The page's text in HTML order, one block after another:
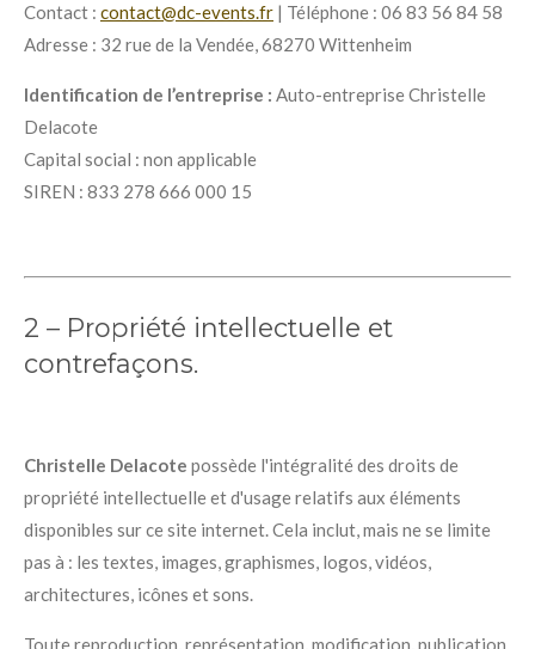
Contact : contact@dc-events.fr | Téléphone : 06 83 56 84 58
Adresse : 32 rue de la Vendée, 68270 Wittenheim
Identification de l’entreprise : Auto-entreprise Christelle
Delacote
Capital social : non applicable
SIREN : 833 278 666 000 15
2 – Propriété intellectuelle et
contrefaçons.
Christelle Delacote possède l'intégralité des droits de
propriété intellectuelle et d'usage relatifs aux éléments
disponibles sur ce site internet. Cela inclut, mais ne se limite
pas à : les textes, images, graphismes, logos, vidéos,
architectures, icônes et sons.
Toute reproduction, représentation, modification, publication